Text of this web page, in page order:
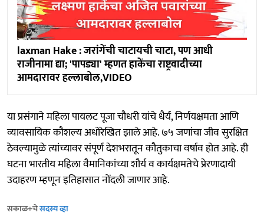
laxman Hake : जरांगेंची चाटायची चाटा, पण आधी
राजीनामा द्या; 'पापड्या' म्हणत हाकेंचा राष्ट्रवादीच्या
आमदारावर हल्लाबोल,VIDEO
या प्रसंगाने महिला पायलट पूजा चौधरी यांचे धैर्य, निर्णयक्षमता आणि
व्यावसायिक कौशल्य अधोरेखित झाले आहे. ७५ जणांचा जीव सुरक्षित
ठेवल्यामुळे त्यांच्यावर संपूर्ण देशभरातून कौतुकाचा वर्षाव होत आहे. ही
घटना भारतीय महिला वैमानिकांच्या शौर्य व कार्यक्षमतेचे प्रेरणादायी
उदाहरण म्हणून इतिहासात नोंदली जाणार आहे.
सकाळ+चेसदस्य व्हा